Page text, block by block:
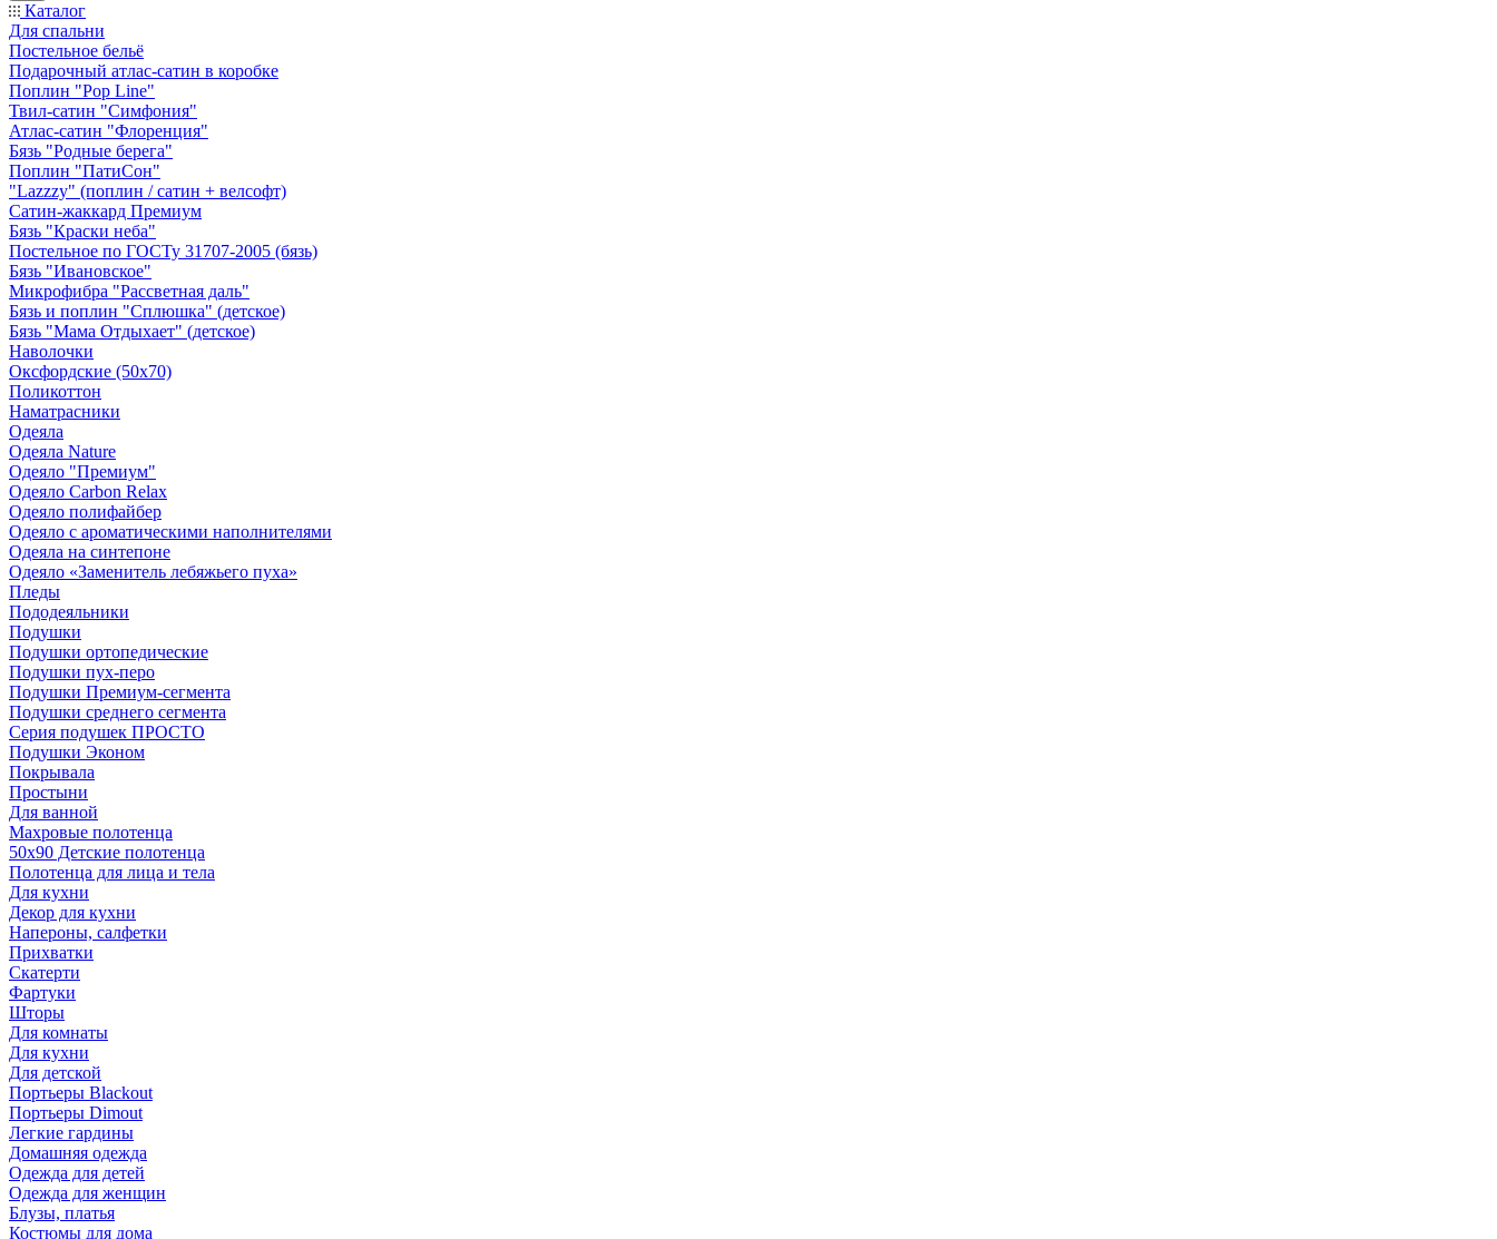
Каталог
Для спальни
Постельное бельё
Подарочный атлас-сатин в коробке
Поплин "Pop Line"
Твил-сатин "Симфония"
Атлас-сатин "Флоренция"
Бязь "Родные берега"
Поплин "ПатиСон"
"Lazzzy" (поплин / сатин + велсофт)
Сатин-жаккард Премиум
Бязь "Краски неба"
Постельное по ГОСТу 31707-2005 (бязь)
Бязь "Ивановское"
Микрофибра "Рассветная даль"
Бязь и поплин "Сплюшка" (детское)
Бязь "Мама Отдыхает" (детское)
Наволочки
Оксфордские (50х70)
Поликоттон
Наматрасники
Одеяла
Одеяла Nature
Одеяло "Премиум"
Одеяло Carbon Relax
Одеяло полифайбер
Одеяло с ароматическими наполнителями
Одеяла на синтепоне
Одеяло «Заменитель лебяжьего пуха»
Пледы
Пододеяльники
Подушки
Подушки ортопедические
Подушки пух-перо
Подушки Премиум-сегмента
Подушки среднего сегмента
Серия подушек ПРОСТО
Подушки Эконом
Покрывала
Простыни
Для ванной
Махровые полотенца
50х90 Детские полотенца
Полотенца для лица и тела
Для кухни
Декор для кухни
Напероны, салфетки
Прихватки
Скатерти
Фартуки
Шторы
Для комнаты
Для кухни
Для детской
Портьеры Blackout
Портьеры Dimout
Легкие гардины
Домашняя одежда
Одежда для детей
Одежда для женщин
Блузы, платья
Костюмы для дома